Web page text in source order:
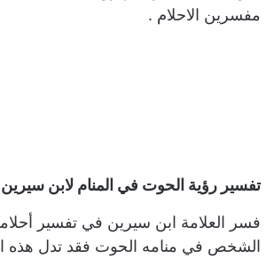
مفسرين الاحلام .
تفسير رؤية الحوت في المنام لابن سيرين
فسر العلامة ابن سيرين في تفسير
الشخص في منامه الحوت فقد تدل هذه